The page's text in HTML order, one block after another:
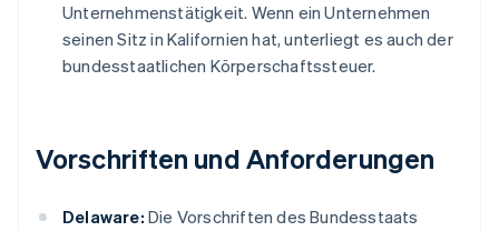
Unternehmenstätigkeit. Wenn ein Unternehmen
seinen Sitz in Kalifornien hat, unterliegt es auch der
bundesstaatlichen Körperschaftssteuer.
Vorschriften und Anforderungen
Delaware: Die Vorschriften des Bundesstaats